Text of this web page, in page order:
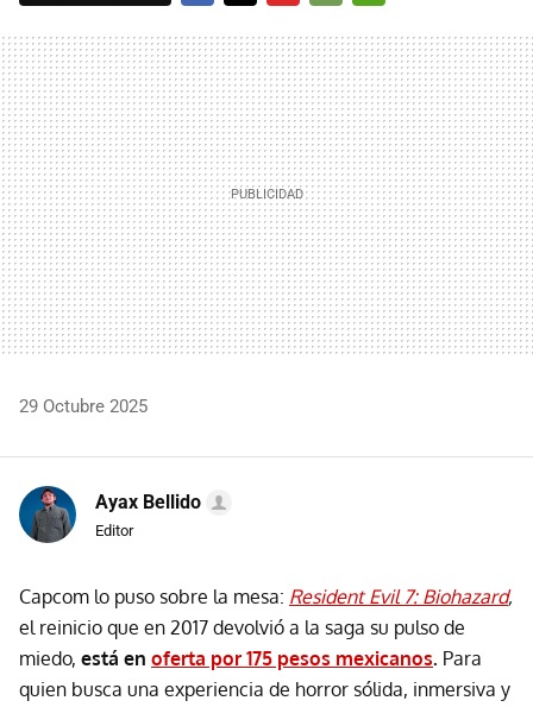
MAIL
29 Octubre 2025
Ayax Bellido
Editor
Capcom lo puso sobre la mesa: Resident Evil 7: Biohazard,
el reinicio que en 2017 devolvió a la saga su pulso de
miedo, está en oferta por 175 pesos mexicanos. Para
quien busca una experiencia de horror sólida, inmersiva y